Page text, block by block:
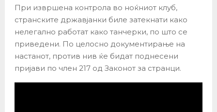
При извршена контрола во ноќниот клуб,
странските државјанки биле затекнати како
нелегално работат како танчерки, по што се
приведени. По целосно документирање на
настанот, против нив ќе бидат поднесени
пријави по член 217 од Законот за странци.